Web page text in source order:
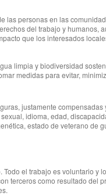
las personas en las
del trabajo y humanos,
que los interesados
limpia y biodiversidad
medidas para evitar,
justamente
idioma, edad,
estado de veterano de
el trabajo es voluntario y
terceros como resultado del